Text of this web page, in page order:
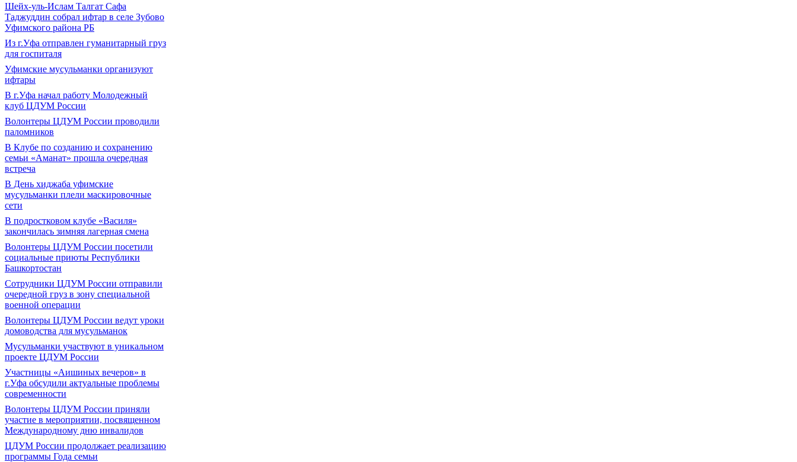
Шейх-уль-Ислам Талгат Сафа
Таджуддин собрал ифтар в селе Зубово
Уфимского района РБ
Из г.Уфа отправлен гуманитарный груз
для госпиталя
Уфимские мусульманки организуют
ифтары
В г.Уфа начал работу Молодежный
клуб ЦДУМ России
Волонтеры ЦДУМ России проводили
паломников
В Клубе по созданию и сохранению
семьи «Аманат» прошла очередная
встреча
В День хиджаба уфимские
мусульманки плели маскировочные
сети
В подростковом клубе «Василя»
закончилась зимняя лагерная смена
Волонтеры ЦДУМ России посетили
социальные приюты Республики
Башкортостан
Сотрудники ЦДУМ России отправили
очередной груз в зону специальной
военной операции
Волонтеры ЦДУМ России ведут уроки
домоводства для мусульманок
Мусульманки участвуют в уникальном
проекте ЦДУМ России
Участницы «Аишиных вечеров» в
г.Уфа обсудили актуальные проблемы
современности
Волонтеры ЦДУМ России приняли
участие в мероприятии, посвященном
Международному дню инвалидов
ЦДУМ России продолжает реализацию
программы Года семьи